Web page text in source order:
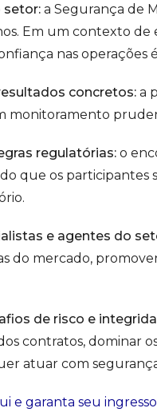
setor: a Segurança de
Em um contexto
nas operações
concretos: a
monitoramento
regulatórias:o
que os
e agentes do
do mercado,
de risco e
contratos, dominar
atuar com
e garanta seu